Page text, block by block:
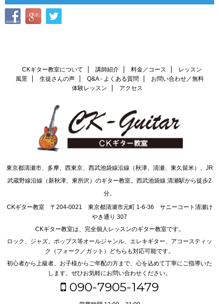
CKギター教室について 講師紹介 料金／コース
レッスン
風景
生徒さんの声 Q&A - よくある質問
お問い合わせ／無料
体験レッスン
アクセス
東京都清瀬市、多摩、西東京、西武池袋線沿線（秋津、清瀬、東久留米）、JR
武蔵野線沿線（新秋津、東所沢）のギター教室。西武池袋線 清瀬駅から徒歩2
分。
CKギター教室 〒204-0021 東京都清瀬市元町 1-6-36 サニーコート清瀬け
やき通り 307
CKギター教室は、完全個人レッスンのギター教室です。
ロック、ジャズ、ポップス等オールジャンル、エレキギター、アコースティッ
ク（フォーク／ガット）どちらも対応可能です。
初心者から上級者、お子様からご年配の方まで、心を込めて丁寧にご指導いた
します。ぜひお気軽にお問い合わせください。
090-7905-1479